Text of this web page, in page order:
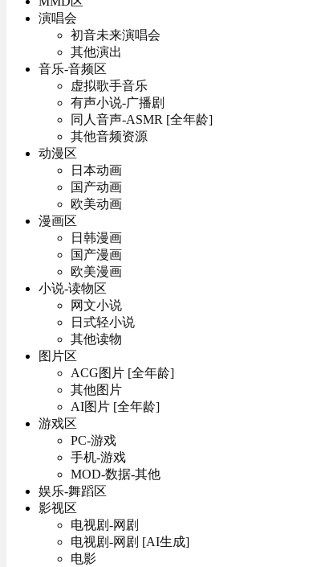
演唱会
初音未来演唱会
其他演出
音乐-音频区
虚拟歌手音乐
有声小说-广播剧
同人音声-ASMR [全年龄]
其他音频资源
动漫区
日本动画
国产动画
欧美动画
漫画区
日韩漫画
国产漫画
欧美漫画
小说-读物区
网文小说
日式轻小说
其他读物
图片区
ACG图片 [全年龄]
其他图片
AI图片 [全年龄]
游戏区
PC-游戏
手机-游戏
MOD-数据-其他
娱乐-舞蹈区
影视区
电视剧-网剧
电视剧-网剧 [AI生成]
电影